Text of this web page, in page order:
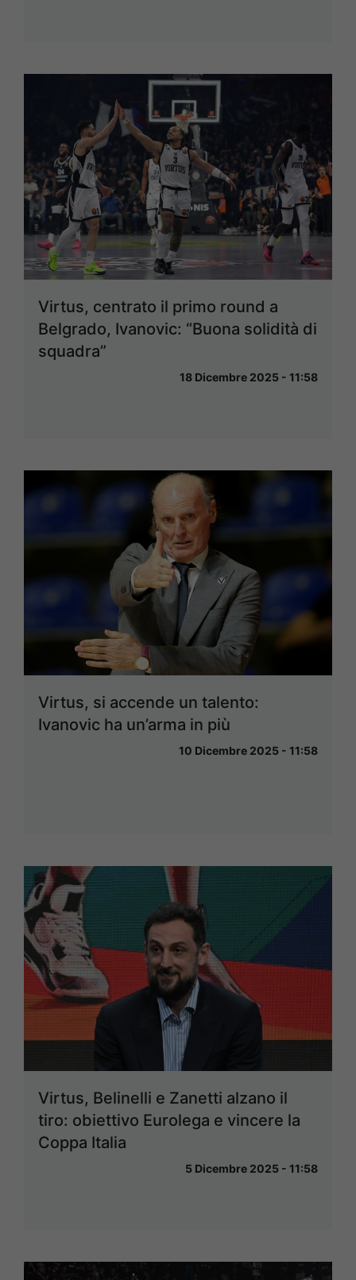
Virtus, centrato il primo round a
Belgrado, Ivanovic: “Buona solidità di
squadra”
18 Dicembre 2025 - 11:58
Virtus, si accende un talento:
Ivanovic ha un’arma in più
10 Dicembre 2025 - 11:58
Virtus, Belinelli e Zanetti alzano il
tiro: obiettivo Eurolega e vincere la
Coppa Italia
5 Dicembre 2025 - 11:58